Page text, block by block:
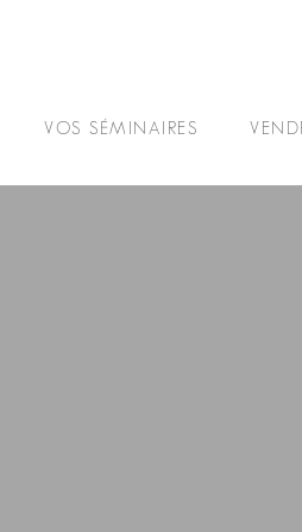
VOS SÉMINAIRES